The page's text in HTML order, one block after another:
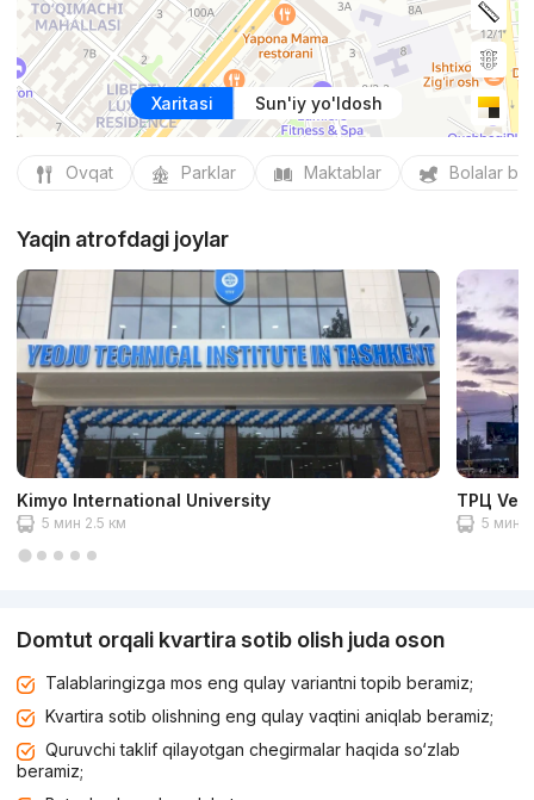
Xaritasi Sun'iy yo'ldosh
Ovqat Parklar Maktablar Bolalar
Yaqin atrofdagi joylar
Kimyo International University
5 мин 2.5 км
ТРЦ
5 мин
Domtut orqali kvartira sotib olish juda oson
Talablaringizga mos eng qulay variantni topib beramiz;
Kvartira sotib olishning eng qulay vaqtini aniqlab beramiz;
Quruvchi taklif qilayotgan chegirmalar haqida so‘zlab
beramiz;